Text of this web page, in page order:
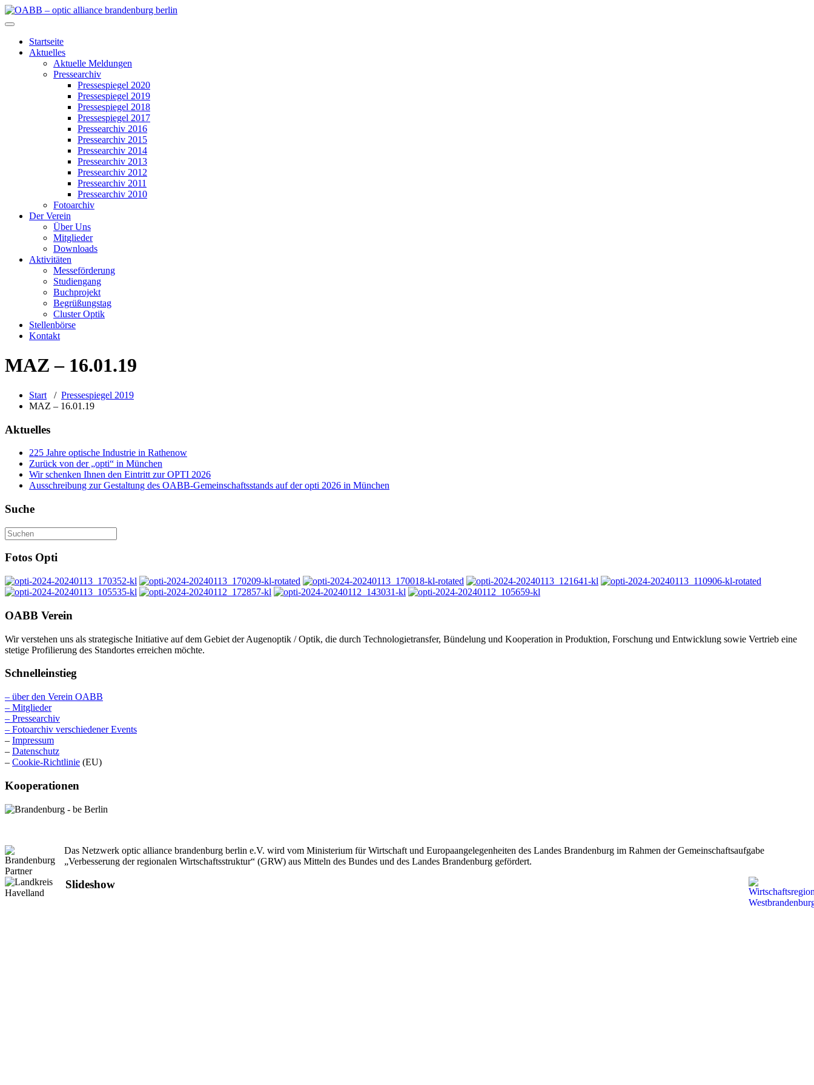
Zum
Inhalt
OABB – optic alliance brandenburg berlin
Startseite
Aktuelles
Aktuelle Meldungen
Pressearchiv
Pressespiegel 2020
Pressespiegel 2019
Pressespiegel 2018
Pressespiegel 2017
Pressearchiv 2016
Pressearchiv 2015
Pressearchiv 2014
Pressearchiv 2013
Pressearchiv 2012
Pressearchiv 2011
Pressearchiv 2010
Fotoarchiv
Der Verein
Über Uns
Mitglieder
Downloads
Aktivitäten
Messeförderung
Studiengang
Buchprojekt
Begrüßungstag
Cluster Optik
Stellenbörse
Kontakt
MAZ – 16.01.19
Start / Pressespiegel 2019
MAZ – 16.01.19
Aktuelles
225 Jahre optische Industrie in Rathenow
Zurück von der „opti“ in München
Wir schenken Ihnen den Eintritt zur OPTI 2026
Ausschreibung zur Gestaltung des OABB-Gemeinschaftsstands auf der opti 2026 in München
Suche
Fotos Opti
OABB Verein
Wir verstehen uns als strategische Initiative auf dem Gebiet der Augenoptik / Optik, die durch Technologietransfer, Bündelung und Kooperation in Produktion, Forschung und Entwicklung sowie Vertrieb eine
stetige Profilierung des Standortes erreichen möchte.
Schnelleinstieg
– über den Verein OABB
– Mitglieder
– Pressearchiv
– Fotoarchiv verschiedener Events
– Impressum
– Datenschutz
– Cookie-Richtlinie (EU)
Kooperationen
Das Netzwerk optic alliance brandenburg berlin e.V. wird vom Ministerium für Wirtschaft und Europaangelegenheiten des Landes Brandenburg im Rahmen der Gemeinschaftsaufgabe
„Verbesserung der regionalen Wirtschaftsstruktur“ (GRW) aus Mitteln des Bundes und des Landes Brandenburg gefördert.
Slideshow